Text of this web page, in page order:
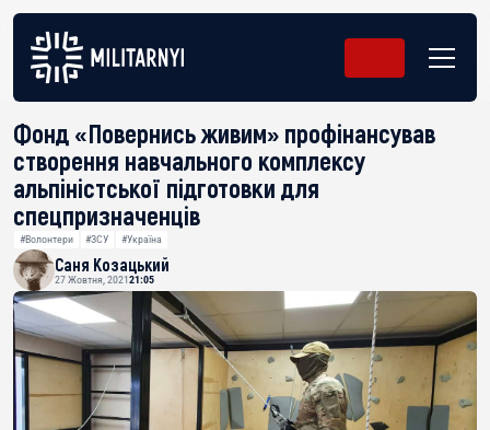
Фонд «Повернись живим» профінансував
створення навчального комплексу
альпіністської підготовки для
спецпризначенців
#Волонтери #ЗСУ #Україна
Саня Козацький
27 Жовтня, 202121:05